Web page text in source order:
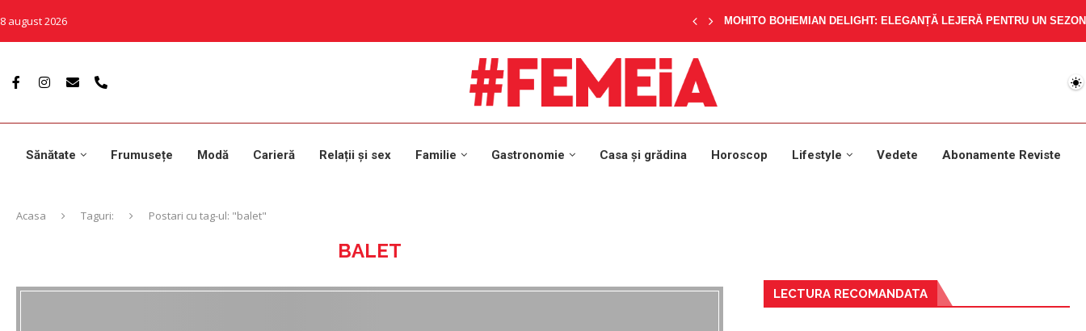
8 august 2026 MOHITO BOHEMIAN DELIGHT: ELEGANȚĂ LEJERĂ PENTRU UN
Sănătate Frumusețe Modă Carieră Relații și sex Familie Gastronomie Casa și grădina Horoscop Lifestyle Vedete Abonamente Reviste
Acasa Taguri: Postari cu tag-ul: "balet"
BALET
LECTURA RECOMANDATA